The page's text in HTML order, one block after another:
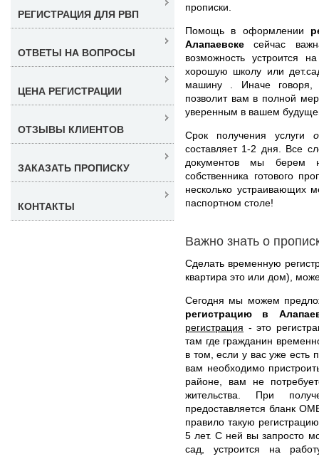
прописки.
Помощь в оформлении
Алапаевскесейчас
возможность устроится
хорошую школу или
машину . Иначе говоря,
позволит вам в полной
уверенным в вашем
Срок получения услуги
составляет 1-2 дня. Все
документов мы берем
собственника готового
несколько устраивающих
паспортном столе!
Важно знать о
Сделать временную
квартира это или дом),
Сегодня мы можем
регистрацию в
регистрация - это
там где гражданин
в том, если у вас уже есть
вам необходимо
районе, вам не
жительства. При
предоставляется бланк
правило такую
5 лет. С ней вы запросто
сад, устроится на
РЕГИСТРАЦИЯ ДЛЯ РВП
ОТВЕТЫ НА ВОПРОСЫ
ЦЕНА РЕГИСТРАЦИИ
ОТЗЫВЫ КЛИЕНТОВ
ЗАКАЗАТЬ ПРОПИСКУ
КОНТАКТЫ